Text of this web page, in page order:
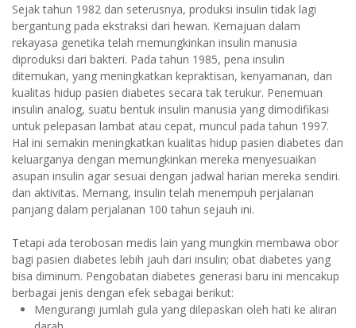
Sejak tahun 1982 dan seterusnya, produksi insulin tidak lagi
bergantung pada ekstraksi dari hewan. Kemajuan dalam
rekayasa genetika telah memungkinkan insulin manusia
diproduksi dari bakteri. Pada tahun 1985, pena insulin
ditemukan, yang meningkatkan kepraktisan, kenyamanan, dan
kualitas hidup pasien diabetes secara tak terukur. Penemuan
insulin analog, suatu bentuk insulin manusia yang dimodifikasi
untuk pelepasan lambat atau cepat, muncul pada tahun 1997.
Hal ini semakin meningkatkan kualitas hidup pasien diabetes dan
keluarganya dengan memungkinkan mereka menyesuaikan
asupan insulin agar sesuai dengan jadwal harian mereka sendiri.
dan aktivitas. Memang, insulin telah menempuh perjalanan
panjang dalam perjalanan 100 tahun sejauh ini.
Tetapi ada terobosan medis lain yang mungkin membawa obor
bagi pasien diabetes lebih jauh dari insulin; obat diabetes yang
bisa diminum. Pengobatan diabetes generasi baru ini mencakup
berbagai jenis dengan efek sebagai berikut:
Mengurangi jumlah gula yang dilepaskan oleh hati ke aliran